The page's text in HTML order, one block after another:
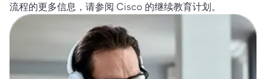
流程的更多信息，请参阅 Cisco 的继续教育计划。